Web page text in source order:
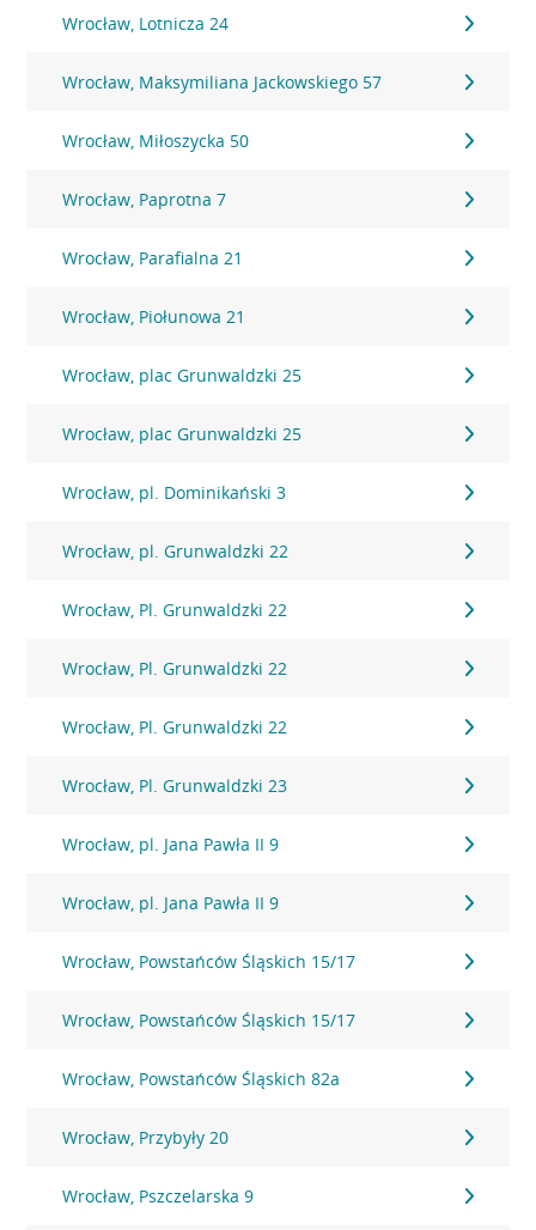
Wrocław, Lotnicza 24
Wrocław, Maksymiliana Jackowskiego 57
Wrocław, Miłoszycka 50
Wrocław, Paprotna 7
Wrocław, Parafialna 21
Wrocław, Piołunowa 21
Wrocław, plac Grunwaldzki 25
Wrocław, plac Grunwaldzki 25
Wrocław, pl. Dominikański 3
Wrocław, pl. Grunwaldzki 22
Wrocław, Pl. Grunwaldzki 22
Wrocław, Pl. Grunwaldzki 22
Wrocław, Pl. Grunwaldzki 22
Wrocław, Pl. Grunwaldzki 23
Wrocław, pl. Jana Pawła II 9
Wrocław, pl. Jana Pawła II 9
Wrocław, Powstańców Śląskich 15/17
Wrocław, Powstańców Śląskich 15/17
Wrocław, Powstańców Śląskich 82a
Wrocław, Przybyły 20
Wrocław, Pszczelarska 9